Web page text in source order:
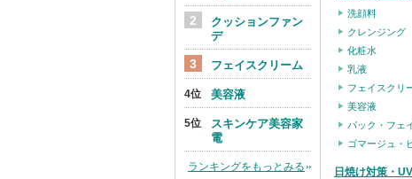
洗顔料
クレンジング
化粧水
乳液
フェイスクリ
美容液
パック・フェ
ゴマージュ・
日焼け対策・
クッションファン
デ
フェイスクリーム
美容液
スキンケア美容家
電
ランキングをもっとみる